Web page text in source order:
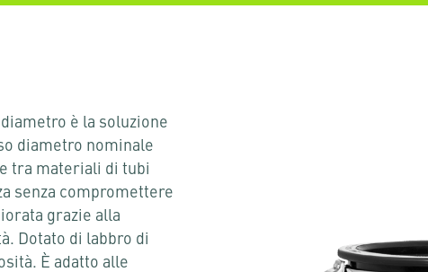
è la soluzione
diametro nominale
tra materiali di tubi
senza compromettere
grazie alla
Dotato di labbro di
È adatto alle